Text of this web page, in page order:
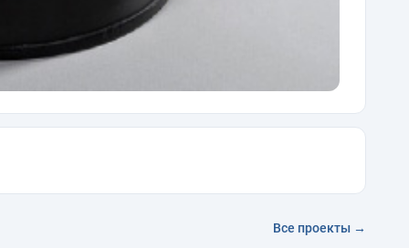
Все проекты →